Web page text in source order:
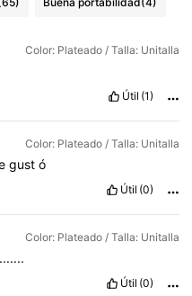
Color: Plateado / Talla: Unitalla
Útil (1)
Color: Plateado / Talla: Unitalla
gust ó
Útil (0)
Color: Plateado / Talla: Unitalla
.......
Útil (0)